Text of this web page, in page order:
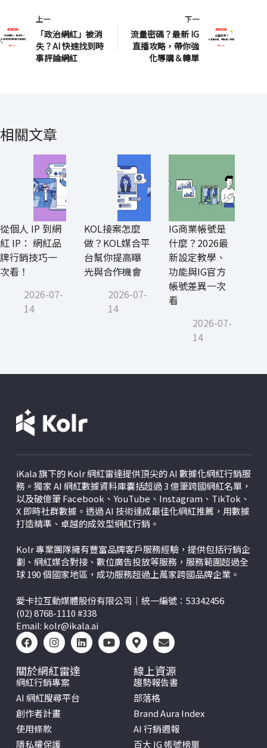
上一
「政治網紅」被消
失？AI 快速找到時
事評論網紅
下一
流量密碼？最新 IG
直播攻略，帶你強
化導購＆轉單
相關文章
從個人 IP 到網
紅 IP： 網紅品
牌行銷技巧一
次看！
2026-07-
14
KOL接案怎麼
做？KOL媒合平
台幫你提高曝
光與合作機會
2026-07-
14
IG商業帳號是
什麼？2026最
新設定教學、
功能與IG官方
帳號差異一次
看
2026-07-
14
iKala 旗下的 Kolr 網紅雷達提供頂尖的 AI 數據化網紅行銷服
務。獨家 AI 網紅數據資料庫囊括超過 3 億筆跨國網紅名單，
以及破億筆 Facebook、YouTube、Instagram、TikTok、
X 即時社群數據。透過 AI 技術達成最佳化網紅推薦，用數據
打造精準、卓越的成效型網紅行銷。
Kolr 專業團隊擁有豐富品牌客戶服務經驗，提供包括行銷企
劃、網紅媒合對接、數位廣告投放等服務，服務範圍超過全
球 190 個國家地區，成功服務超過上萬家跨國品牌企業。
愛卡拉互動媒體股份有限公司｜統一編號：53342456
(02) 8768-1110 #338
Email: kolr@ikala.ai
關於網紅雷達
網紅行銷專案
AI 網紅搜尋平台
創作者計畫
使用條款
隱私權保護
線上資源
趨勢報告書
部落格
Brand Aura Index
AI 行銷週報
百大 IG 帳號榜單